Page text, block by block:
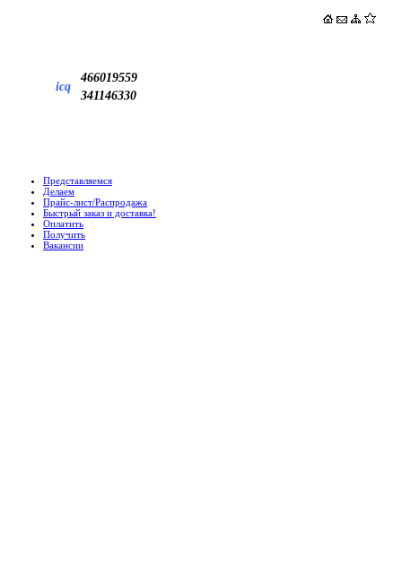
icq
466019559
341146330
Представляемся
Делаем
Прайс-лист/Распродажа
Быстрый заказ и доставка!
Оплатить
Получить
Вакансии